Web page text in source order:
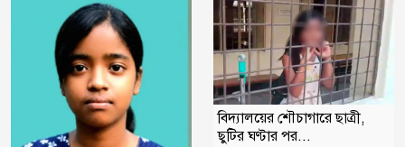
বিদ্যালয়ের শৌচাগারে ছাত্রী,
ছুটির ঘণ্টার পর...